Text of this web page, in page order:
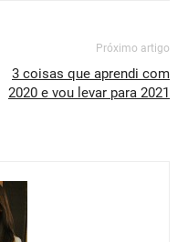
Próximo artigo
3 coisas que aprendi com
2020 e vou levar para 2021